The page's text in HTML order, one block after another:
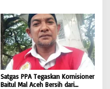
Satgas PPA Tegaskan Komisioner
Baitul Mal Aceh Bersih dari